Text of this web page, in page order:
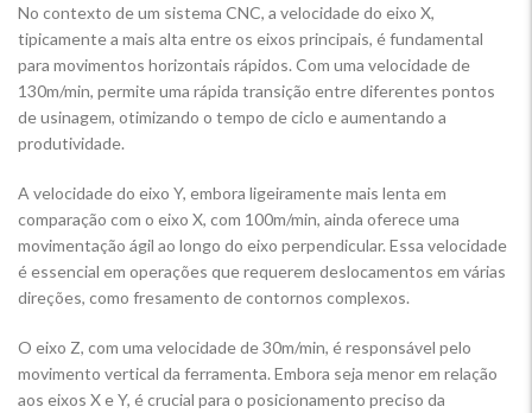
No contexto de um sistema CNC, a velocidade do eixo X,
tipicamente a mais alta entre os eixos principais, é fundamental
para movimentos horizontais rápidos. Com uma velocidade de
130m/min, permite uma rápida transição entre diferentes pontos
de usinagem, otimizando o tempo de ciclo e aumentando a
produtividade.
A velocidade do eixo Y, embora ligeiramente mais lenta em
comparação com o eixo X, com 100m/min, ainda oferece uma
movimentação ágil ao longo do eixo perpendicular. Essa velocidade
é essencial em operações que requerem deslocamentos em várias
direções, como fresamento de contornos complexos.
O eixo Z, com uma velocidade de 30m/min, é responsável pelo
movimento vertical da ferramenta. Embora seja menor em relação
aos eixos X e Y, é crucial para o posicionamento preciso da